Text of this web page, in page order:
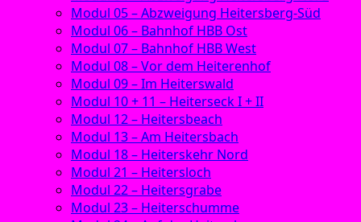
Modul 05 – Abzweigung Heitersberg-Süd
Modul 06 – Bahnhof HBB Ost
Modul 07 – Bahnhof HBB West
Modul 08 – Vor dem Heiterenhof
Modul 09 – Im Heiterswald
Modul 10 + 11 – Heiterseck I + II
Modul 12 – Heitersbeach
Modul 13 – Am Heitersbach
Modul 18 – Heiterskehr Nord
Modul 21 – Heitersloch
Modul 22 – Heitersgrabe
Modul 23 – Heiterschumme